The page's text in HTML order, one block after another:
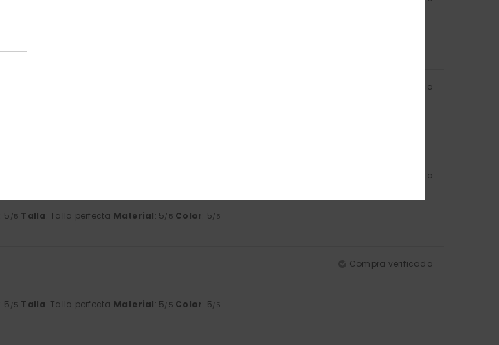
Compra verificada
Compra verificada
: 5 /5 Talla: Talla perfecta Material: 5 /5 Color: 5 /5
Compra verificada
: 5 /5 Talla: Talla perfecta Material: 5 /5 Color: 5 /5